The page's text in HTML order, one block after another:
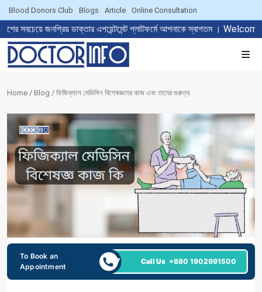
Blood Donors Club Blogs Article Online Consultation
ডাক্তার এপয়েন্টমেন্ট প্লাটফর্মে আপনাকে স্বাগতম । Welcome to
Home / Blog / ফিজিক্যাল মেডিসিন বিশেষজ্ঞদের কাজ এবং তাদের গুরুত্ব
To Book an
Appointment
24/7 Call Us +880 1902991500